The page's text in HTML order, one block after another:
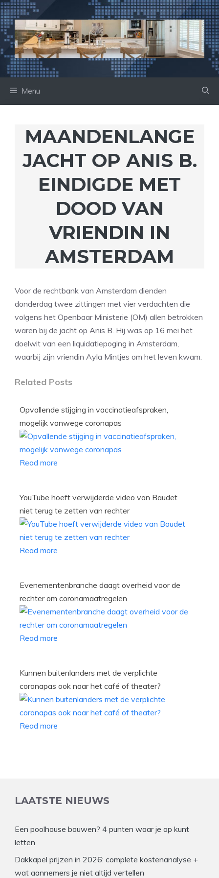
Ga
naar
de
inhoud
Menu
MAANDENLANGE
JACHT OP ANIS B.
EINDIGDE MET
DOOD VAN
VRIENDIN IN
AMSTERDAM
Voor de rechtbank van Amsterdam dienden
donderdag twee zittingen met vier verdachten die
volgens het Openbaar Ministerie (OM) allen betrokken
waren bij de jacht op Anis B. Hij was op 16 mei het
doelwit van een liquidatiepoging in Amsterdam,
waarbij zijn vriendin Ayla Mintjes om het leven kwam.
Related Posts
Opvallende stijging in vaccinatieafspraken,
mogelijk vanwege coronapas
Read more
YouTube hoeft verwijderde video van Baudet
niet terug te zetten van rechter
Read more
Evenementenbranche daagt overheid voor de
rechter om coronamaatregelen
Read more
Kunnen buitenlanders met de verplichte
coronapas ook naar het café of theater?
Read more
LAATSTE NIEUWS
Een poolhouse bouwen? 4 punten waar je op kunt
letten
Dakkapel prijzen in 2026: complete kostenanalyse +
wat aannemers je niet altijd vertellen